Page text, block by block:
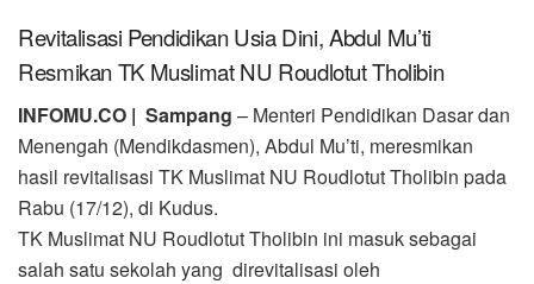
Revitalisasi Pendidikan Usia Dini, Abdul Mu’ti
Resmikan TK Muslimat NU Roudlotut Tholibin
INFOMU.CO | Sampang – Menteri Pendidikan Dasar dan
Menengah (Mendikdasmen), Abdul Mu’ti, meresmikan
hasil revitalisasi TK Muslimat NU Roudlotut Tholibin pada
Rabu (17/12), di Kudus.
TK Muslimat NU Roudlotut Tholibin ini masuk sebagai
salah satu sekolah yang direvitalisasi oleh